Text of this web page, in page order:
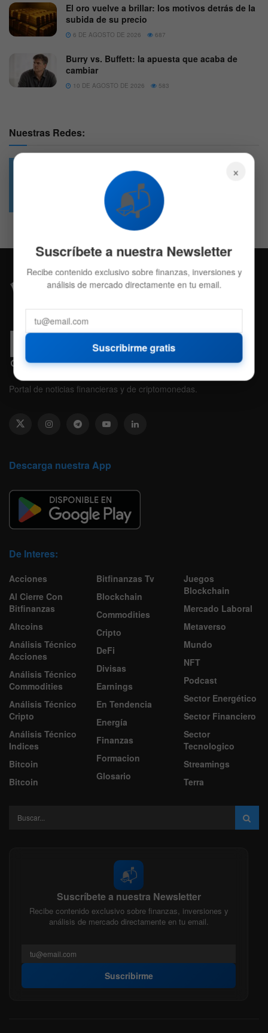
El oro vuelve a brillar: los motivos detrás de la
subida de su precio
6 DE AGOSTO DE 2026 687
Burry vs. Buffett: la apuesta que acaba de
cambiar
10 DE AGOSTO DE 2026 583
Nuestras Redes:
4.7k
Followers
Portal de noticias financieras y de criptomonedas.
Descarga nuestra App
De Interes:
Acciones
Al Cierre Con
Bitfinanzas
Altcoins
Análisis Técnico
Acciones
Análisis Técnico
Commodities
Análisis Técnico
Cripto
Análisis Técnico
Indices
Bitcoin
Bitcoin
Bitfinanzas Tv
Blockchain
Commodities
Cripto
DeFi
Divisas
Earnings
En Tendencia
Energía
Finanzas
Formacion
Glosario
Juegos
Blockchain
Mercado Laboral
Metaverso
Mundo
NFT
Podcast
Sector Energético
Sector Financiero
Sector
Tecnologico
Streamings
Terra
📬
Suscríbete a nuestra Newsletter
Recibe contenido exclusivo sobre finanzas, inversiones y
análisis de mercado directamente en tu email.
Suscribirme
×
📬
Suscríbete a nuestra Newsletter
Recibe contenido exclusivo sobre finanzas, inversiones y
análisis de mercado directamente en tu email.
Suscribirme gratis